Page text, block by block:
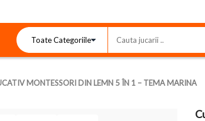
MONTESSORI DIN LEMN 5 ÎN 1 – TEMA MARINA